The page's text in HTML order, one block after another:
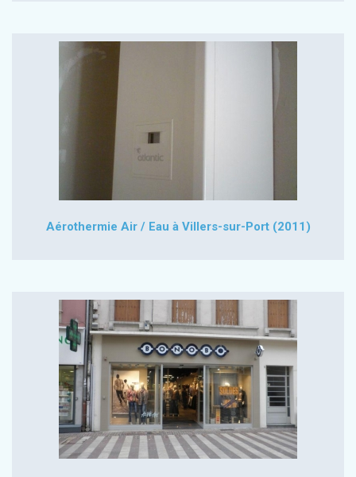
Aérothermie Air / Eau à Villers-sur-Port (2011)